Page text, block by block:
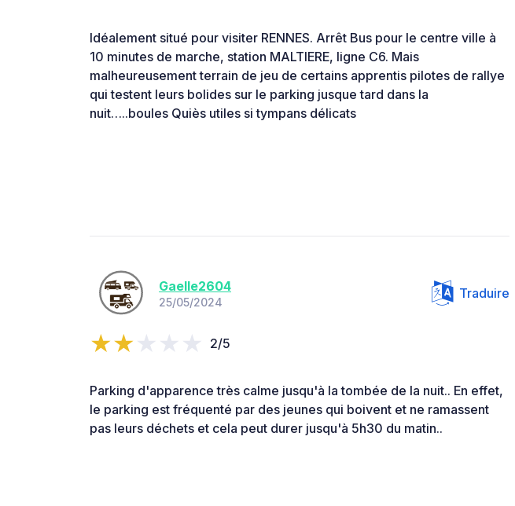
Idéalement situé pour visiter RENNES. Arrêt Bus pour le centre ville à
10 minutes de marche, station MALTIERE, ligne C6. Mais
malheureusement terrain de jeu de certains apprentis pilotes de rallye
qui testent leurs bolides sur le parking jusque tard dans la
nuit…..boules Quiès utiles si tympans délicats
Gaelle2604
25/05/2024
Traduire
2/5
Parking d'apparence très calme jusqu'à la tombée de la nuit.. En effet,
le parking est fréquenté par des jeunes qui boivent et ne ramassent
pas leurs déchets et cela peut durer jusqu'à 5h30 du matin..